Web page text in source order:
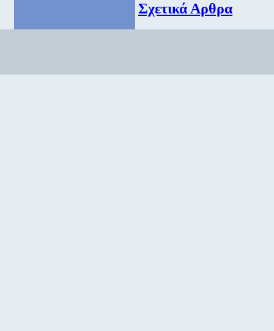
Σχετικά Αρθρα